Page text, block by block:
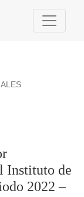
Instituto de
2022 –